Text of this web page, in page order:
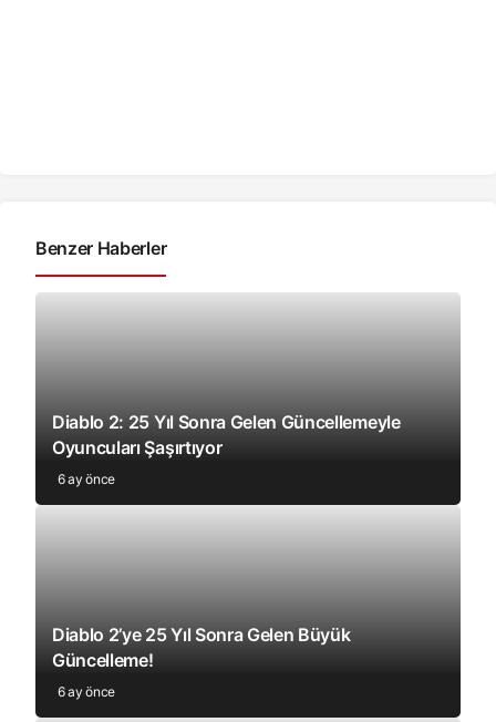
Benzer Haberler
Diablo 2: 25 Yıl Sonra Gelen Güncellemeyle
Oyuncuları Şaşırtıyor
6 ay önce
Diablo 2’ye 25 Yıl Sonra Gelen Büyük
Güncelleme!
6 ay önce